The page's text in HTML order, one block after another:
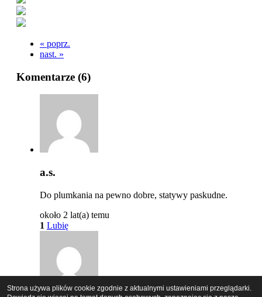
« poprz.
nast. »
Komentarze (6)
a.s.
Do plumkania na pewno dobre, statywy paskudne.
około 2 lat(a) temu
1 Lubię
Strona używa plików cookie zgodnie z aktualnymi ustawieniami przeglądarki.